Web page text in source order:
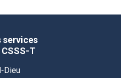
services
T
Dieu